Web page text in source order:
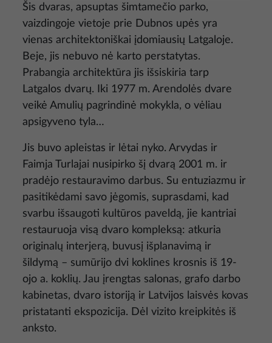
Šis dvaras, apsuptas šimtamečio parko,
vaizdingoje vietoje prie Dubnos upės yra
vienas architektoniškai įdomiausių Latgaloje.
Beje, jis nebuvo nė karto perstatytas.
Prabangia architektūra jis išsiskiria tarp
Latgalos dvarų. Iki 1977 m. Arendolės dvare
veikė Amulių pagrindinė mokykla, o vėliau
apsigyveno tyla…
Jis buvo apleistas ir lėtai nyko. Arvydas ir
Faimja Turlajai nusipirko šį dvarą 2001 m. ir
pradėjo restauravimo darbus. Su entuziazmu ir
pasitikėdami savo jėgomis, suprasdami, kad
svarbu išsaugoti kultūros paveldą, jie kantriai
restauruoja visą dvaro kompleksą: atkuria
originalų interjerą, buvusį išplanavimą ir
šildymą – sumūrijo dvi koklines krosnis iš 19-
ojo a. koklių. Jau įrengtas salonas, grafo darbo
kabinetas, dvaro istoriją ir Latvijos laisvės kovas
pristatanti ekspozicija. Dėl vizito kreipkitės iš
anksto.